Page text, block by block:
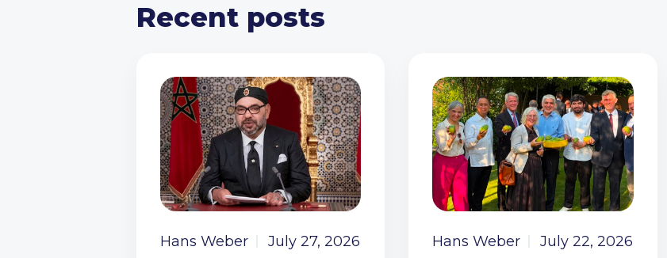
Recent posts
Hans Weber July 27, 2026 Hans Weber July 22, 2026